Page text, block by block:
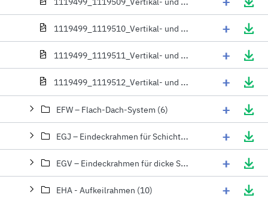
1119499_1119510_Vertikal- und Horizontalschnitt_ FPP-V P2_G4, FPU-V P2_G4 preSelect Dachfenster EEV Eindeckrahmen f_r flache, d_nne Eindeckmaterialien - Detail +
1119499_1119511_Vertikal- und Horizontalschnitt_ PTP-V U3 Dachfenster mit EEV Eindeckrahmen f_r flache, d_nne Eindeckmaterialien - Detail +
1119499_1119512_Vertikal- und Horizontalschnitt_ FTT U6 Dachfenster mit EEV Eindeckrahmen f_r flache, d_nne Eindeckmaterialien - Detail +
EFW – Flach-Dach-System (6) +
EGJ – Eindeckrahmen für Schichtstücke (1) +
EGV – Eindeckrahmen für dicke Schichtstücke (8) +
EHA - Aufkeilrahmen (10) +